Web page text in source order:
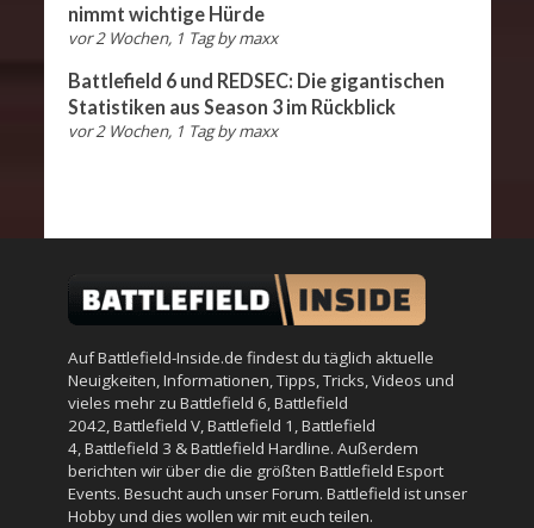
nimmt wichtige Hürde
vor 2 Wochen, 1 Tag bymaxx
Battlefield 6 und REDSEC: Die gigantischen
Statistiken aus Season 3 im Rückblick
vor 2 Wochen, 1 Tag bymaxx
Auf Battlefield-Inside.de findest du täglich aktuelle
Neuigkeiten, Informationen, Tipps, Tricks, Videos und
vieles mehr zu Battlefield 6 Battlefield
2042 Battlefield V, Battlefield 1 Battlefield
4, Battlefield 3 &Battlefield Hardline. Außerdem
berichten wir über die die größten Battlefield Esport
Events. Besucht auch unserForum. Battlefield ist unser
Hobby und dies wollen wir mit euch teilen.